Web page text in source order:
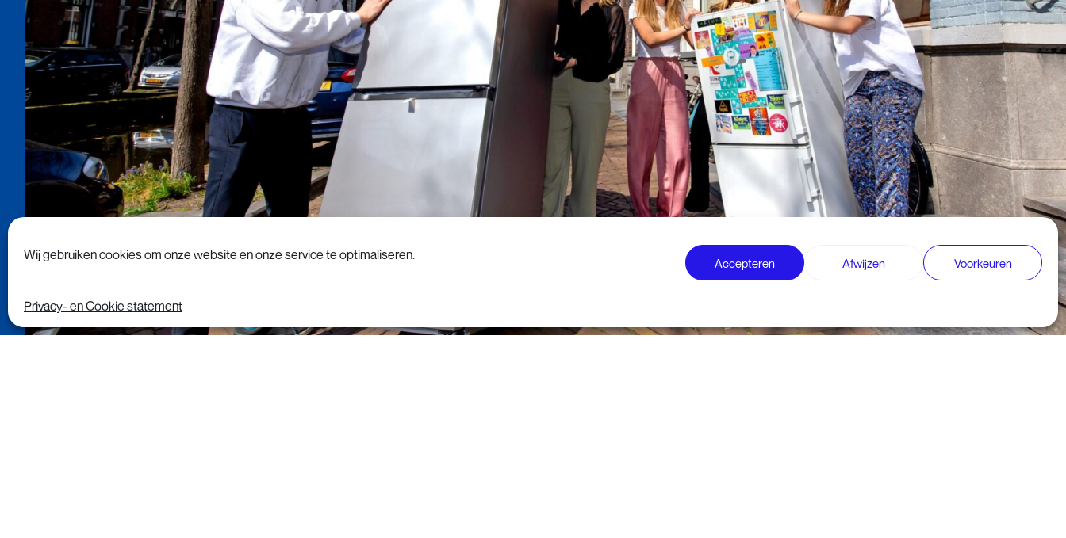
Wij gebruiken cookies om onze website en onze service te optimaliseren.
Accepteren Afwijzen Voorkeuren
Privacy- en Cookie statement